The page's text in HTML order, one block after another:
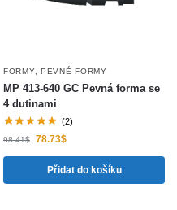
FORMY, PEVNÉ FORMY
MP 413-640 GC Pevná forma se
4 dutinami
(2)
98.41$ 78.73$
Přidat do košíku